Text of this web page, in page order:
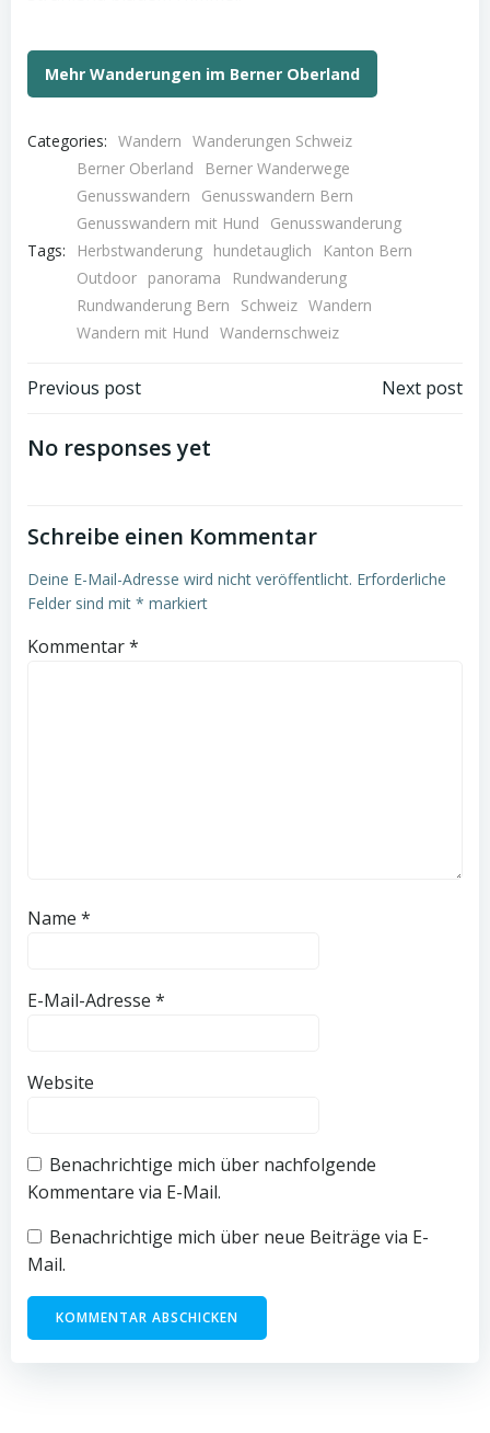
Mehr Wanderungen im Berner Oberland
Categories: Wandern Wanderungen Schweiz
Tags:
Berner Oberland
Berner Wanderwege
Genusswandern
Genusswandern Bern
Genusswandern mit Hund
Genusswanderung
Herbstwanderung hundetauglich
Kanton Bern
Outdoor panorama
Rundwanderung
Rundwanderung Bern
Schweiz Wandern
Wandern mit Hund Wandernschweiz
Post
navigation
Previous post Next post
No responses yet
Schreibe einen Kommentar
Deine E-Mail-Adresse wird nicht veröffentlicht. Erforderliche
Felder sind mit * markiert
Kommentar*
Name *
E-Mail-Adresse *
Website
Benachrichtige mich über nachfolgende
Kommentare via E-Mail.
Benachrichtige mich über neue Beiträge via E-
Mail.